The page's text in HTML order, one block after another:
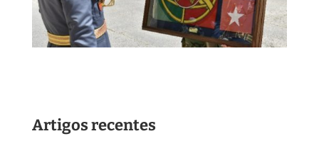
Artigos recentes